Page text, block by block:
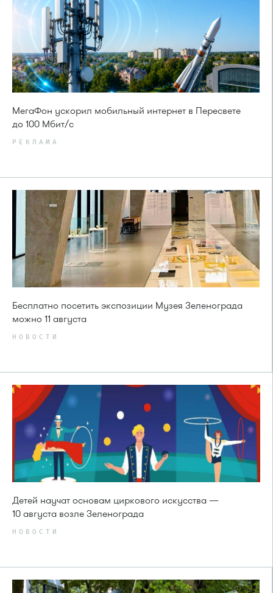
МегаФон ускорил мобильный интернет в Пересвете
до 100 Мбит/с
РЕКЛАМА
Бесплатно посетить экспозиции Музея Зеленограда
можно 11 августа
НОВОСТИ
Детей научат основам циркового искусства —
10 августа возле Зеленограда
НОВОСТИ